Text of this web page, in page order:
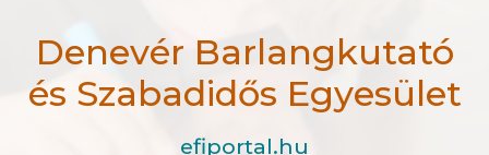
Denevér Barlangkutató
és Szabadidős Egyesület
efiportal.hu